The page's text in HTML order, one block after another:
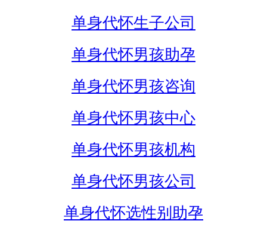
单身代怀生子公司
单身代怀男孩助孕
单身代怀男孩咨询
单身代怀男孩中心
单身代怀男孩机构
单身代怀男孩公司
单身代怀选性别助孕